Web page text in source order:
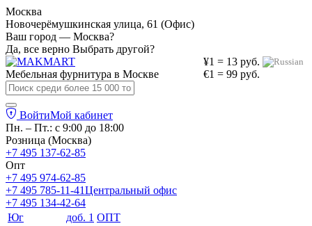
Москва
Новочерёмушкинская улица, 61 (Офис)
Ваш город — Москва?
Да, все верно Выбрать другой?
¥1 = 13 руб.
€1 = 99 руб.
Мебельная фурнитура в Москве
ВойтиМой кабинет
Пн. – Пт.: с 9:00 до 18:00
Розница (Москва)
+7 495 137-62-85
Опт
+7 495 974-62-85
+7 495 785-11-41Центральный офис
+7 495 134-42-64
Юг
доб. 1 ОПТ